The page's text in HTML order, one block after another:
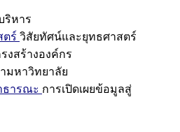
ริหาร
ตร์ วิสัยทัศน์และยุทธศาสตร์
งสร้างองค์กร
มหาวิทยาลัย
ธารณะ การเปิดเผยข้อมูลสู่